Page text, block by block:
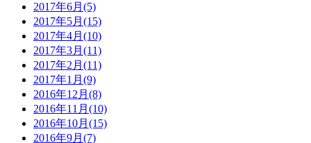
2017年6月(5)
2017年5月(15)
2017年4月(10)
2017年3月(11)
2017年2月(11)
2017年1月(9)
2016年12月(8)
2016年11月(10)
2016年10月(15)
2016年9月(7)